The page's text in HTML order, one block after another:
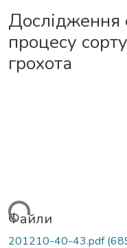
Дослідження
процесу
грохота
Файли
201210-40-43.pdf